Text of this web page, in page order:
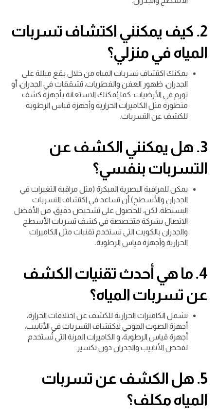
2. كيف يمكنني اكتشاف تسربات
المياه في منزلي؟
يمكنك اكتشاف تسربات المياه من خلال بقع مبللة على
الجدران، ظهور العفن والفطريات، تشققات في الجدران، أو
تورم في الأرضيات. كما يُمكنك الاستعانة بأجهزة كشف
متطورة مثل الكاميرات الحرارية وأجهزة قياس الرطوبة
للكشف عن التسربات.
3. هل يمكنني الكشف عن
التسربات بنفسي؟
يمكن للمراقبة البصرية المبكرة (مثل مراقبة التغيرات في
الجدران والأسطح) أن تساعد في اكتشاف التسربات
البسيطة. لكن، للحصول على تشخيص دقيق، من الأفضل
الاتصال بشركة متخصصة في كشف تسربات الأسطح
والجدران بالكويت التي تستخدم تقنيات مثل الكاميرات
الحرارية وأجهزة قياس الرطوبة.
4. ما هي أحدث تقنيات الكشف
عن تسربات المياه؟
تشمل الكاميرات الحرارية للكشف عن اختلافات الحرارة،
أجهزة الصوت الموجي لاكتشاف التسربات في الأنابيب،
أجهزة قياس الرطوبة، و الكاميرات المرنة التي تُستخدم
لفحص الأنابيب والجدران دون تكسير.
5. هل الكشف عن تسربات
المياه مكلف؟